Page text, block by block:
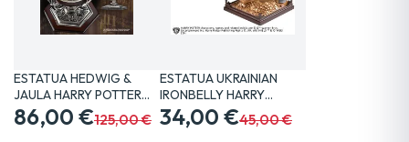
ESTATUA HEDWIG &
JAULA HARRY POTTER
20 CM…
86,00 €125,00 €
ESTATUA UKRAINIAN
IRONBELLY HARRY
POTTER 19…
34,00 €45,00 €